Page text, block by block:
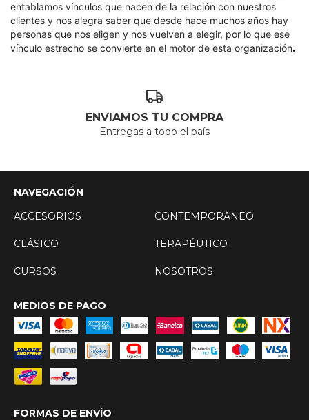
entablamos vínculos que nacen de la relación con nuestros
clientes y nos alegra saber que desde hace muchos años hay
personas que nos eligen y nos vuelven a elegir, por lo que ese
vínculo estrecho se convierte en el motor de esta organización.
ENVIAMOS TU COMPRA
Entregas a todo el país
NAVEGACIÓN
ACCESORIOS
CONTEMPORÁNEO
CLÁSICO TERAPÉUTICO
CURSOS NOSOTROS
MEDIOS DE PAGO
FORMAS DE ENVÍO